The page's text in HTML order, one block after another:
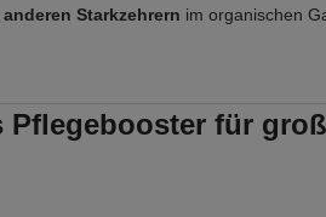
Starkzehrern im organischen
für